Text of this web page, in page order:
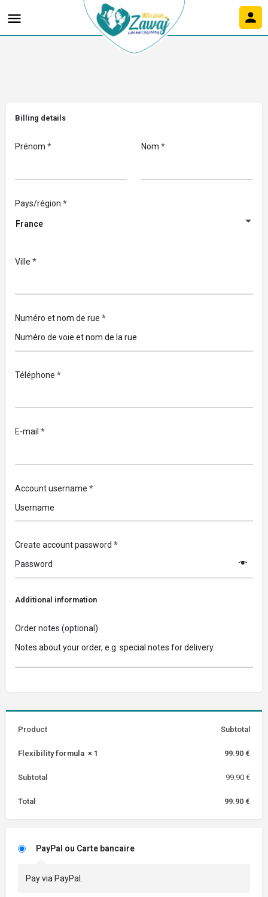
Billing details
Prénom * Nom *
Pays/région *
France
Ville *
Numéro et nom de rue *
Téléphone *
E-mail *
Account username *
Create account password *
Additional information
Order notes (optional)
Product Subtotal
Flexibility formula × 1 99.90 €
Subtotal 99.90 €
Total 99.90 €
PayPal ou Carte bancaire
Pay via PayPal.